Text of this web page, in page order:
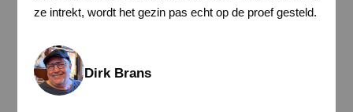
ze intrekt, wordt het gezin pas echt op de proef gesteld.
Dirk Brans